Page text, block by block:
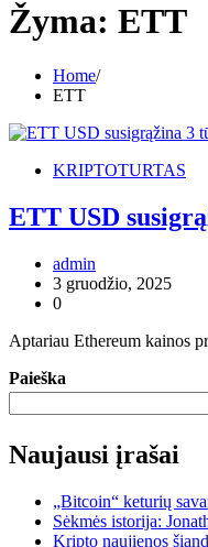
Žyma: ETT
Home
ETT
KRIPTOTURTAS
ETT USD
admin
3 gruodžio, 2025
0
Aptariau Ethereum kainos
Paieška
Naujausi įrašai
„Bitcoin“ keturių
Sėkmės istorija:
Kripto naujienos